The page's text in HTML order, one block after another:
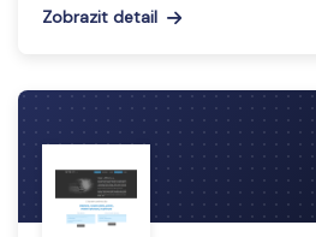
Zobrazit detail